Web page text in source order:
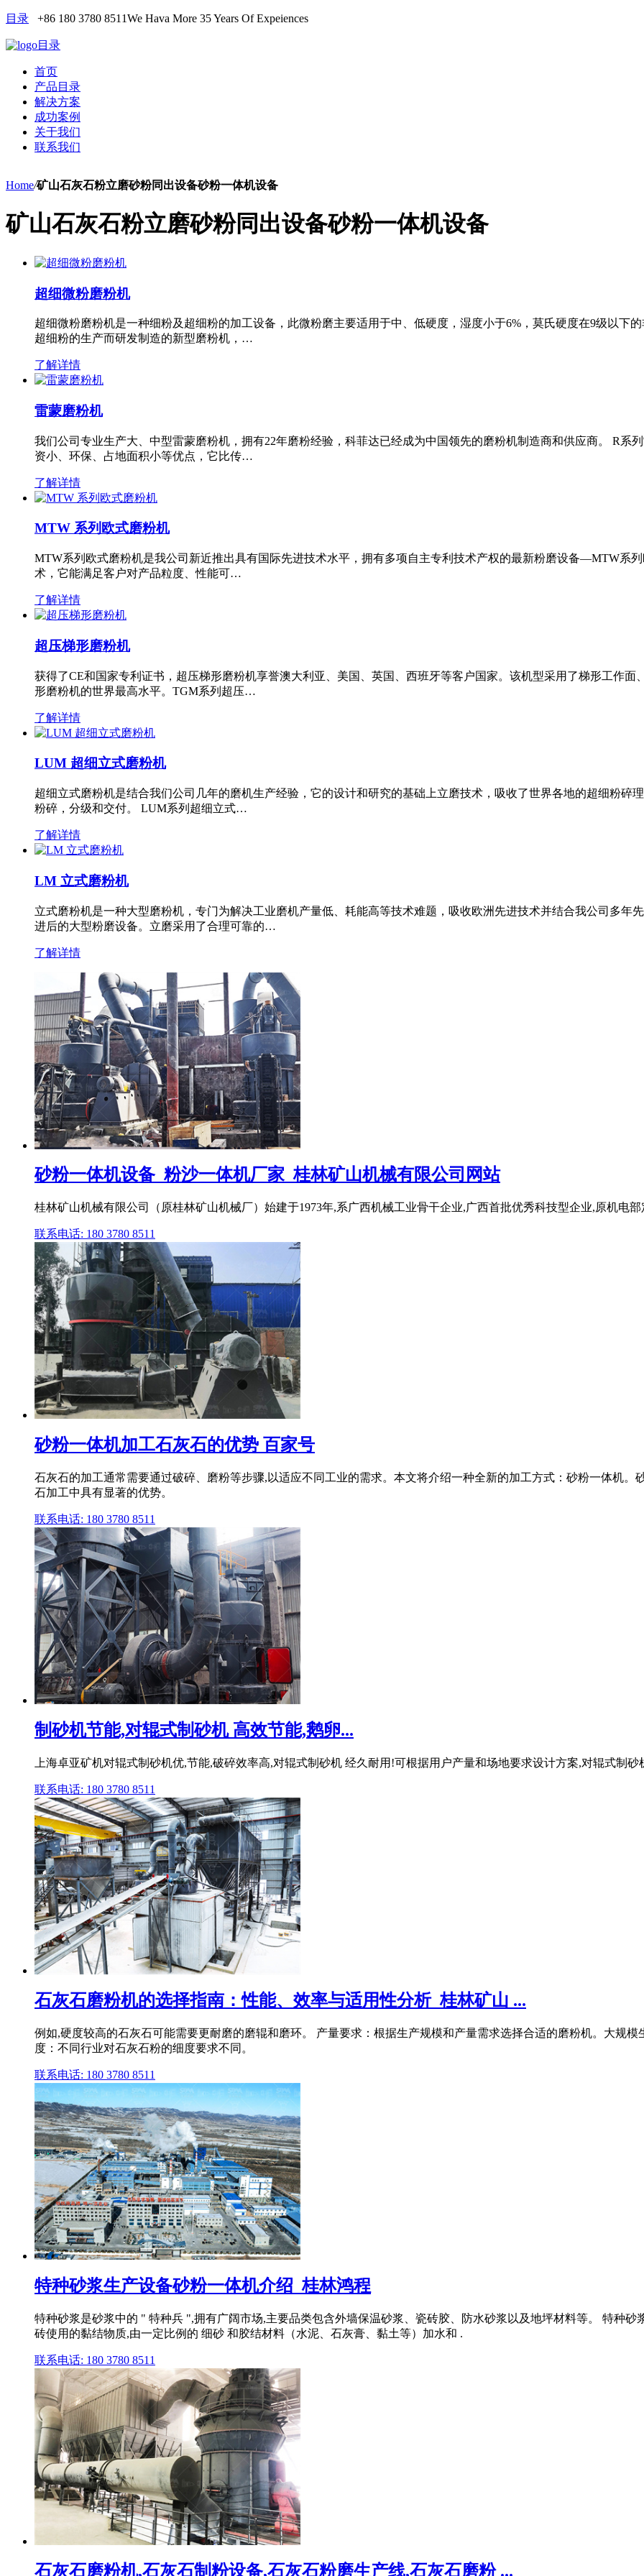
目录 +86 180 3780 8511We Hava More 35 Years Of Expeiences
目录
首页
产品目录
解决方案
成功案例
关于我们
联系我们
Home/矿山石灰石粉立磨砂粉同出设备砂粉一体机设备
矿山石灰石粉立磨砂粉同出设备砂粉一体机设备
超细微粉磨粉机
超细微粉磨粉机是一种细粉及超细粉的加工设备，此微粉磨主要适用于中、低硬度，湿度小于6%，莫氏硬度在9级以下
超细粉的生产而研发制造的新型磨粉机，…
了解详情
雷蒙磨粉机
我们公司专业生产大、中型雷蒙磨粉机，拥有22年磨粉经验，科菲达已经成为中国领先的磨粉机制造商和供应商。 R系
资小、环保、占地面积小等优点，它比传…
了解详情
MTW 系列欧式磨粉机
MTW系列欧式磨粉机是我公司新近推出具有国际先进技术水平，拥有多项自主专利技术产权的最新粉磨设备—MTW系
术，它能满足客户对产品粒度、性能可…
了解详情
超压梯形磨粉机
获得了CE和国家专利证书，超压梯形磨粉机享誉澳大利亚、美国、英国、西班牙等客户国家。该机型采用了梯形工作
形磨粉机的世界最高水平。TGM系列超压…
了解详情
LUM 超细立式磨粉机
超细立式磨粉机是结合我们公司几年的磨机生产经验，它的设计和研究的基础上立磨技术，吸收了世界各地的超细粉碎
粉碎，分级和交付。 LUM系列超细立式…
了解详情
LM 立式磨粉机
立式磨粉机是一种大型磨粉机，专门为解决工业磨机产量低、耗能高等技术难题，吸收欧洲先进技术并结合我公司多年
进后的大型粉磨设备。立磨采用了合理可靠的…
了解详情
砂粉一体机设备_粉沙一体机厂家_桂林矿山机械有限公司网站
桂林矿山机械有限公司（原桂林矿山机械厂）始建于1973年,系广西机械工业骨干企业,广西首批优秀科技型企业,原机电
联系电话: 180 3780 8511
砂粉一体机加工石灰石的优势 百家号
石灰石的加工通常需要通过破碎、磨粉等步骤,以适应不同工业的需求。本文将介绍一种全新的加工方式：砂粉一体机
石加工中具有显著的优势。
联系电话: 180 3780 8511
制砂机节能,对辊式制砂机 高效节能,鹅卵...
上海卓亚矿机对辊式制砂机优,节能,破碎效率高,对辊式制砂机 经久耐用!可根据用户产量和场地要求设计方案,对辊式制砂
联系电话: 180 3780 8511
石灰石磨粉机的选择指南：性能、效率与适用性分析_桂林矿山 ...
例如,硬度较高的石灰石可能需要更耐磨的磨辊和磨环。 产量要求：根据生产规模和产量需求选择合适的磨粉机。大规
度：不同行业对石灰石粉的细度要求不同。
联系电话: 180 3780 8511
特种砂浆生产设备砂粉一体机介绍_桂林鸿程
特种砂浆是砂浆中的 " 特种兵 ",拥有广阔市场,主要品类包含外墙保温砂浆、瓷砖胶、防水砂浆以及地坪材料等。 特种
砖使用的黏结物质,由一定比例的 细砂 和胶结材料（水泥、石灰膏、黏土等）加水和 .
联系电话: 180 3780 8511
石灰石磨粉机,石灰石制粉设备,石灰石粉磨生产线,石灰石磨粉 ...